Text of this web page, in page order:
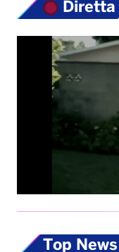
Diretta
Top News